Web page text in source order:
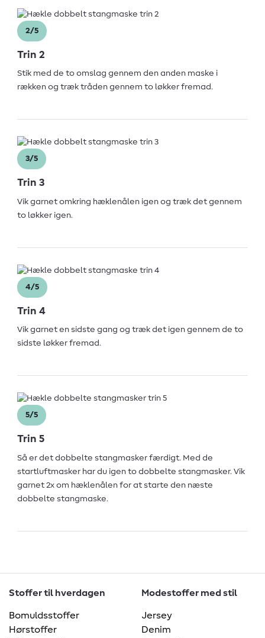
2/5
Trin 2
Stik med de to omslag gennem den anden maske i
rækken og træk tråden gennem to løkker fremad.
3/5
Trin 3
Vik garnet omkring hæklenålen igen og træk det gennem
to løkker igen.
4/5
Trin 4
Vik garnet en sidste gang og træk det igen gennem de to
sidste løkker fremad.
5/5
Trin 5
Så er det dobbelte stangmasker færdigt. Med de
startluftmasker har du igen to dobbelte stangmasker. Vik
garnet 2x om hæklenålen for at starte den næste
dobbelte stangmaske.
Stoffer til hverdagen
Bomuldsstoffer
Hørstoffer
Modestoffer med stil
Jersey
Denim